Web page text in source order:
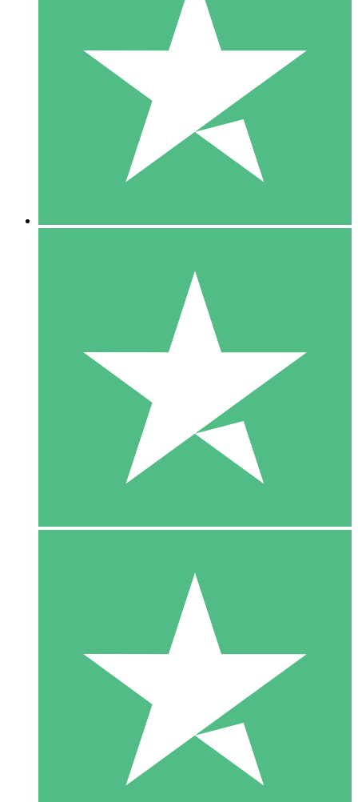
Packs de Crédits Individuels
Payez à l'utilisation avec des crédits de téléchargement. Sans
1 Téléchargement
10 00
10 Téléchargements
20 00